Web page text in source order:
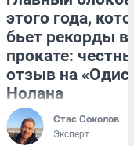
этого года,
бьет рекорды в
прокате:
отзыв на
Нолана
Стас Соколов
Эксперт